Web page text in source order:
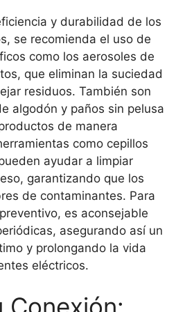
y durabilidad de los
se recomienda el uso de
como los aerosoles de
que eliminan la suciedad
residuos. También son
algodón y paños sin pelusa
de manera
como cepillos
ayudar a limpiar
garantizando que los
de contaminantes. Para
es aconsejable
asegurando así un
y prolongando la vida
eléctricos.